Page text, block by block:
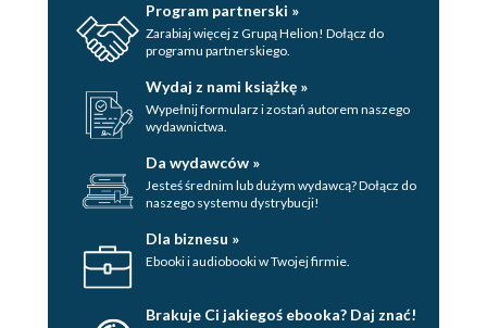
Program partnerski »
Zarabiaj więcej z Grupą Helion! Dołącz do
programu partnerskiego.
Wydaj z nami książkę »
Wypełnij formularz i zostań autorem naszego
wydawnictwa.
Da wydawców »
Jesteś średnim lub dużym wydawcą? Dołącz do
naszego systemu dystrybucji!
Dla biznesu »
Ebooki i audiobooki w Twojej firmie.
Brakuje Ci jakiegoś ebooka? Daj znać!